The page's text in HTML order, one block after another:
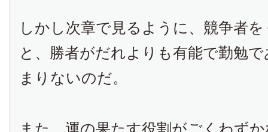
しかし次章で見るように、競争者
と、勝者がだれよりも有能で勤勉
まりないのだ。
また、運の果たす役割がごくわず